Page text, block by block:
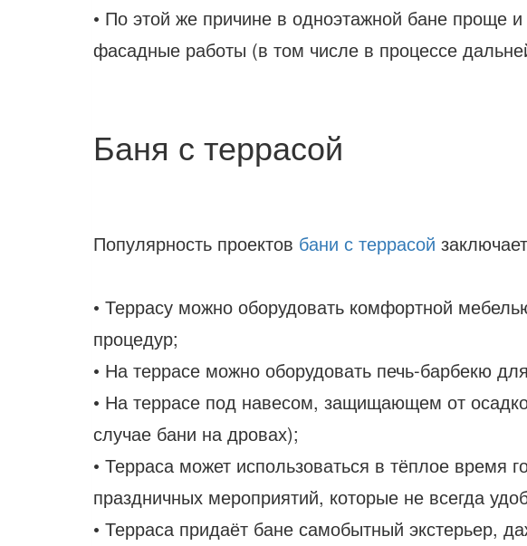
• По этой же причине в одноэтажной бане проще
фасадные работы (в том числе в процессе
Баня с террасой
Популярность проектов бани с террасой
• Террасу можно оборудовать комфортной
процедур;
• На террасе можно оборудовать печь-барбекю
• На террасе под навесом, защищающем от
случае бани на дровах);
• Терраса может использоваться в тёплое
праздничных мероприятий, которые не всегда
• Терраса придаёт бане самобытный экстерьер,